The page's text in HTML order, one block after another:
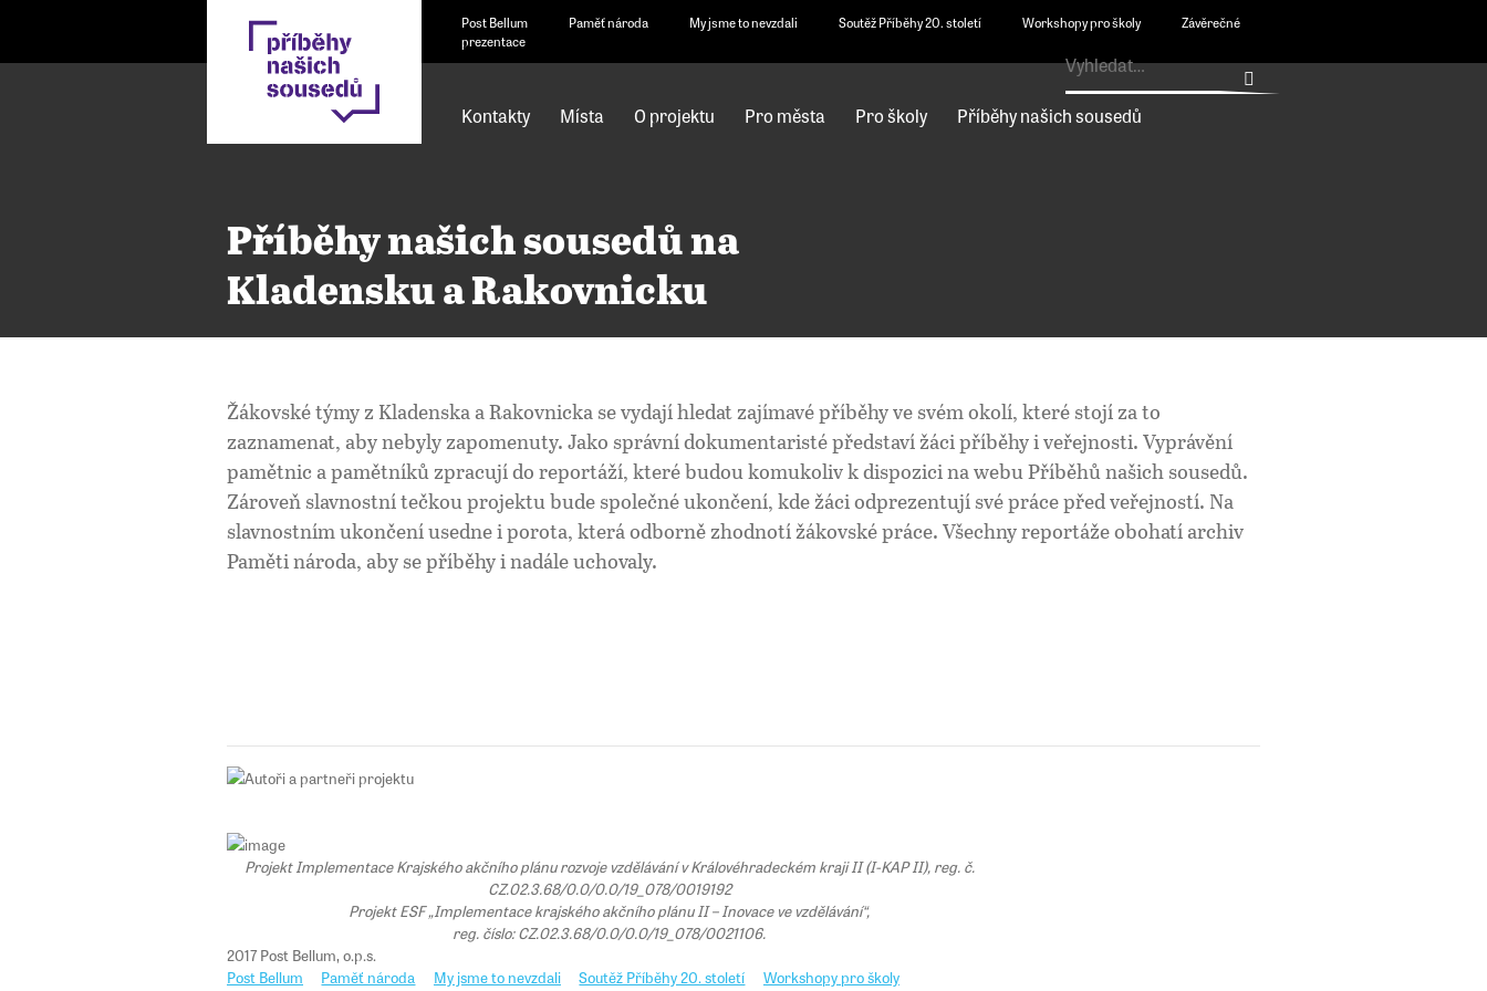
Post Bellum Paměť národa My jsme to nevzdali Soutěž Příběhy 20. století Workshopy pro školy
Závěrečné
prezentace
Kontakty Místa O projektu Pro města Pro školy Příběhy našich sousedů
Příběhy našich sousedů na
Kladensku a Rakovnicku
Žákovské týmy z Kladenska a Rakovnickase vydají hledat zajímavé příběhy ve svém okolí, které stojí za to
zaznamenat, aby nebyly zapomenuty. Jako správní dokumentaristé představí žáci příběhy i veřejnosti. Vyprávění
pamětnic a pamětníků zpracují do reportáží, které budou komukoliv k dispozici na webu Příběhů našich sousedů.
Zároveň slavnostní tečkou projektu bude společné ukončení, kde žáci odprezentují své práce před veřejností. Na
slavnostním ukončení usedne i porota, která odborně zhodnotí žákovské práce. Všechny reportáže obohatí archiv
Paměti národa, aby se příběhy i nadále uchovaly.
Projekt Implementace Krajského akčního plánu rozvoje vzdělávání v Královéhradeckém kraji II (I-KAP II), reg. č.
CZ.02.3.68/0.0/0.0/19_078/0019192
Projekt ESF „Implementace krajského akčního plánu II – Inovace ve vzdělávání“,
reg. číslo: CZ.02.3.68/0.0/0.0/19_078/0021106.
2017 Post Bellum, o.p.s.
Post Bellum
Paměť národa My jsme to nevzdali Soutěž Příběhy 20. století
Workshopy pro školy